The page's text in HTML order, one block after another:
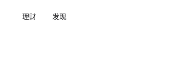
理财 发现